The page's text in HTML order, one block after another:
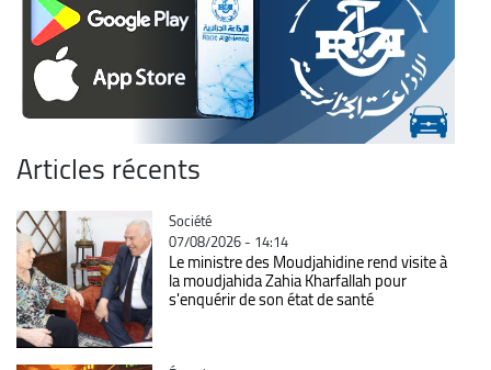
Articles récents
Catégorie
Société
07/08/2026 - 14:14
Le ministre des Moudjahidine rend visite à
la moudjahida Zahia Kharfallah pour
s'enquérir de son état de santé